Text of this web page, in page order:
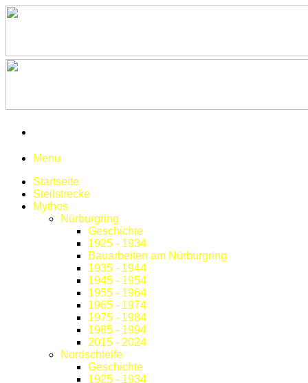
Menu
Startseite
Steilstrecke
Mythos
Nürburgring
Geschichte
1925 - 1934
Bauarbeiten am Nürburgring
1935 - 1944
1945 - 1954
1955 - 1964
1965 - 1974
1975 - 1984
1985 - 1994
2015 - 2024
Nordschleife
Geschichte
1925 - 1934